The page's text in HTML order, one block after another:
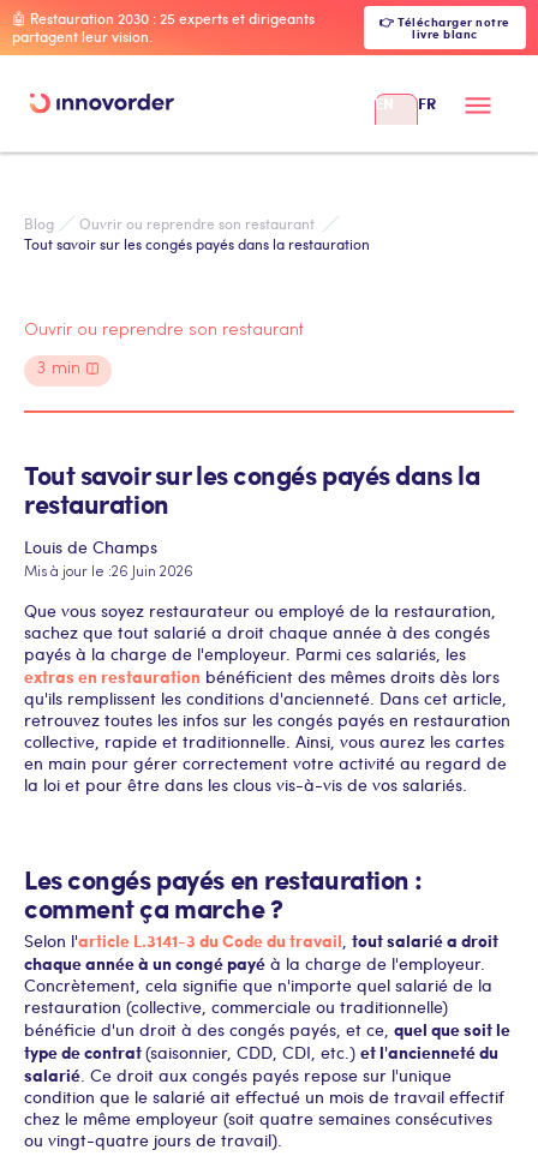
🤖 Restauration 2030 : 25 experts et dirigeants
partagent leur vision.
👉 Télécharger notre
livre blanc
EN FR
Blog
Ouvrir ou reprendre son restaurant
Tout savoir sur les congés payés dans la restauration
Ouvrir ou reprendre son restaurant
3 min
Tout savoir sur les congés payés dans la
restauration
Louis de Champs
Mis à jour le :26 Juin 2026
Que vous soyez restaurateur ou employé de la restauration,
sachez que tout salarié a droit chaque année à des congés
payés à la charge de l'employeur. Parmi ces salariés, les
extras en restauration bénéficient des mêmes droits dès lors
qu'ils remplissent les conditions d'ancienneté. Dans cet article,
retrouvez toutes les infos sur les congés payés en restauration
collective, rapide et traditionnelle. Ainsi, vous aurez les cartes
en main pour gérer correctement votre activité au regard de
la loi et pour être dans les clous vis-à-vis de vos salariés.
Les congés payés en restauration :
comment ça marche ?
Selon l'article L.3141-3 du Code du travail, tout salarié a droit
chaque année à un congé payé à la charge de l'employeur.
Concrètement, cela signifie que n'importe quel salarié de la
restauration (collective, commerciale ou traditionnelle)
bénéficie d'un droit à des congés payés, et ce, quel que soit le
type de contrat(saisonnier, CDD, CDI, etc.) et l'ancienneté du
salarié. Ce droit aux congés payés repose sur l'unique
condition que le salarié ait effectué un mois de travail effectif
chez le même employeur (soit quatre semaines consécutives
ou vingt-quatre jours de travail).